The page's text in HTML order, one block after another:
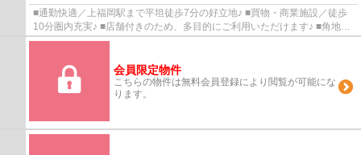
■通勤快適／上福岡駅まで平坦徒歩7分の好立地♪ ■買物・商業施設／徒歩
10分圏内充実♪ ■店舗付きのため、多目的にご利用いただけます♪ ■角地の
ため、陽当・通風良好♪ 上福岡駅・ふじみ野...
会員限定物件
こちらの物件は無料会員登録により閲覧が可能にな
ります。